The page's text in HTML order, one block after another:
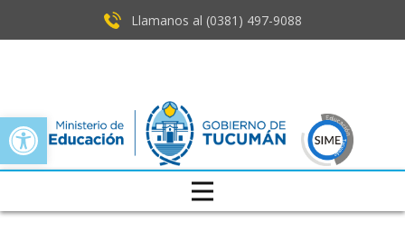
Open toolbar
Llamanos al (0381) ​497-9088